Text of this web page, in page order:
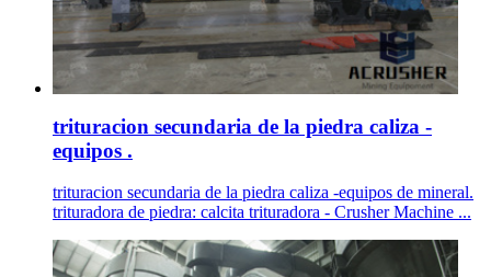
trituracion secundaria de la piedra caliza -
equipos .
trituracion secundaria de la piedra caliza -equipos de mineral.
trituradora de piedra: calcita trituradora - Crusher Machine ...